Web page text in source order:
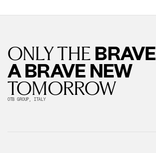
ONLY THE BRAVE
A BRAVE NEW
TOMORROW
OTB GROUP, ITALY